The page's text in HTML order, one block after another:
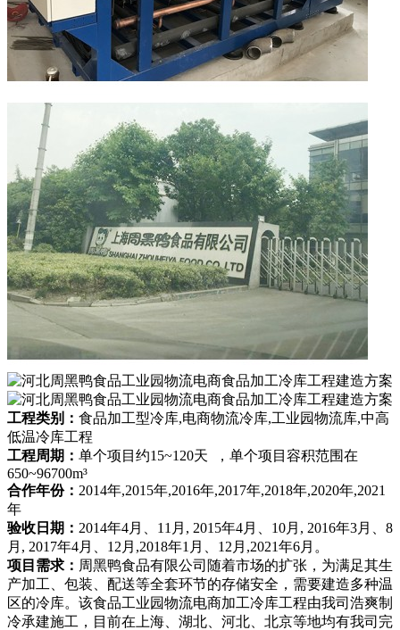
工程类别： 食品加工型冷库,电商物流冷库,工业园物流库,中高
低温冷库工程
工程周期： 单个项目约15~120天 ，单个项目容积范围在
650~96700m³
合作年份： 2014年,2015年,2016年,2017年,2018年,2020年,2021
年
验收日期： 2014年4月、11月, 2015年4月、10月, 2016年3月、8
月, 2017年4月、12月,2018年1月、12月,2021年6月。
项目需求： 周黑鸭食品有限公司随着市场的扩张，为满足其生
产加工、包装、配送等全套环节的存储安全，需要建造多种温
区的冷库。该食品工业园物流电商加工冷库工程由我司浩爽制
冷承建施工，目前在上海、湖北、河北、北京等地均有我司完